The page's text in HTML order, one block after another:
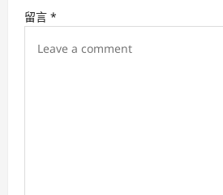
i留言 *